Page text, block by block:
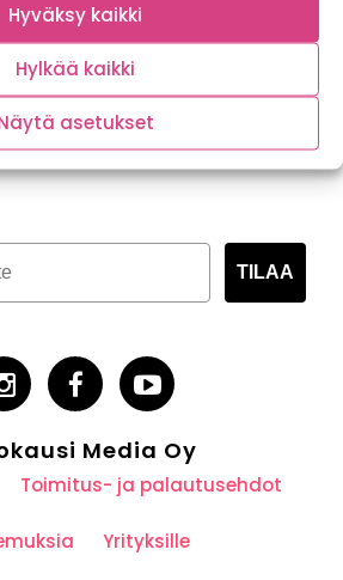
Hyväksy kaikki
Hylkää kaikki
asetukset
uutiskirje
TILAA
Media Oy
Toimitus- ja palautusehdot
Yrityksille